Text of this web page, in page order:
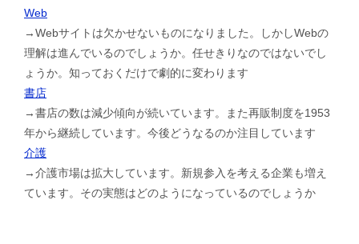
Web
→Webサイトは欠かせないものになりました。しかしWebの
理解は進んでいるのでしょうか。任せきりなのではないでし
ょうか。知っておくだけで劇的に変わります
書店
→書店の数は減少傾向が続いています。また再販制度を1953
年から継続しています。今後どうなるのか注目しています
介護
→介護市場は拡大しています。新規参入を考える企業も増え
ています。その実態はどのようになっているのでしょうか